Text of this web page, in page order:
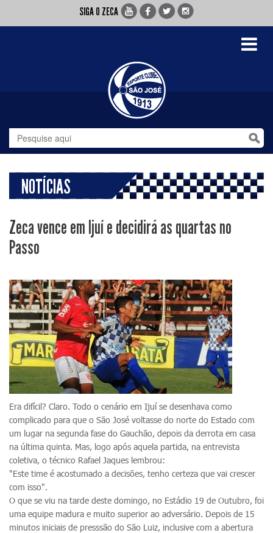
SIGA O ZECA
Toggle
NOTÍCIAS
Zeca vence em Ijuí e decidirá as quartas no
Passo
Era difícil? Claro. Todo o cenário em Ijuí se desenhava como
complicado para que o São José voltasse do norte do Estado com
um lugar na segunda fase do Gauchão, depois da derrota em casa
na última quinta. Mas, logo após aquela partida, na entrevista
coletiva, o técnico Rafael Jaques lembrou:
"Este time é acostumado a decisões, tenho certeza que vai crescer
com isso".
O que se viu na tarde deste domingo, no Estádio 19 de Outubro, foi
uma equipe madura e muito superior ao adversário. Depois de 15
minutos iniciais de presssão do São Luiz, inclusive com a abertura